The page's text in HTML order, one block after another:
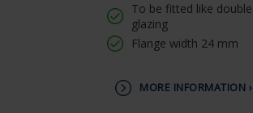
To be fitted like double
glazing
Flange width 24 mm
MORE INFORMATION ›